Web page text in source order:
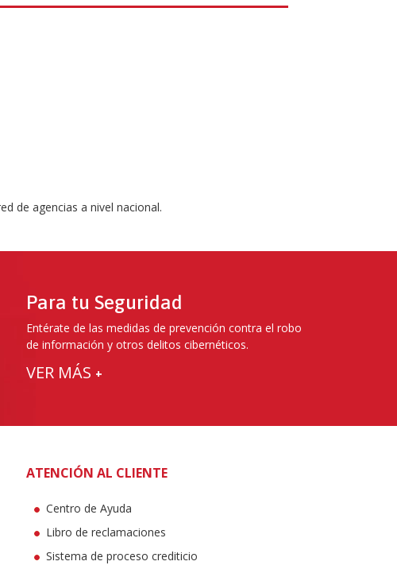
de agencias a nivel nacional.
Para tu Seguridad
Entérate de las medidas de prevención contra el robo
de información y otros delitos cibernéticos.
VER MÁS +
ATENCIÓN AL CLIENTE
Centro de Ayuda
Libro de reclamaciones
Sistema de proceso crediticio